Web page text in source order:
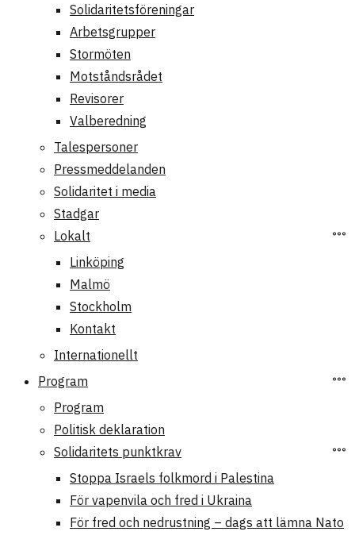
Solidaritetsföreningar
Arbetsgrupper
Stormöten
Motståndsrådet
Revisorer
Valberedning
Talespersoner
Pressmeddelanden
Solidaritet i media
Stadgar
Lokalt
Linköping
Malmö
Stockholm
Kontakt
Internationellt
Program
Program
Politisk deklaration
Solidaritets punktkrav
Stoppa Israels folkmord i Palestina
För vapenvila och fred i Ukraina
För fred och nedrustning – dags att lämna Nato